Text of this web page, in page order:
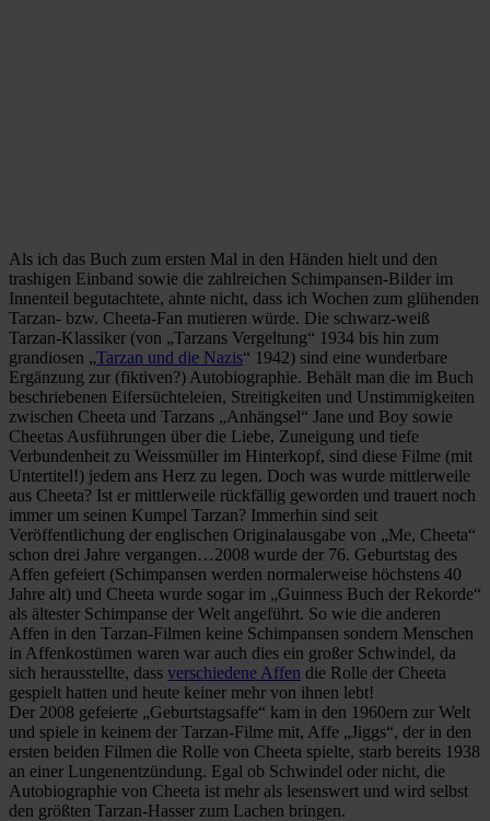
Als ich das Buch zum ersten Mal in den Händen hielt und den
trashigen Einband sowie die zahlreichen Schimpansen-Bilder im
Innenteil begutachtete, ahnte nicht, dass ich Wochen zum glühenden
Tarzan- bzw. Cheeta-Fan mutieren würde. Die schwarz-weiß
Tarzan-Klassiker (von „Tarzans Vergeltung“ 1934 bis hin zum
grandiosen „Tarzan und die Nazis“ 1942) sind eine wunderbare
Ergänzung zur (fiktiven?) Autobiographie. Behält man die im Buch
beschriebenen Eifersüchteleien, Streitigkeiten und Unstimmigkeiten
zwischen Cheeta und Tarzans „Anhängsel“ Jane und Boy sowie
Cheetas Ausführungen über die Liebe, Zuneigung und tiefe
Verbundenheit zu Weissmüller im Hinterkopf, sind diese Filme (mit
Untertitel!) jedem ans Herz zu legen. Doch was wurde mittlerweile
aus Cheeta? Ist er mittlerweile rückfällig geworden und trauert noch
immer um seinen Kumpel Tarzan? Immerhin sind seit
Veröffentlichung der englischen Originalausgabe von „Me, Cheeta“
schon drei Jahre vergangen…2008 wurde der 76. Geburtstag des
Affen gefeiert (Schimpansen werden normalerweise höchstens 40
Jahre alt) und Cheeta wurde sogar im „Guinness Buch der Rekorde“
als ältester Schimpanse der Welt angeführt. So wie die anderen
Affen in den Tarzan-Filmen keine Schimpansen sondern Menschen
in Affenkostümen waren war auch dies ein großer Schwindel, da
sich herausstellte, dass verschiedene Affen die Rolle der Cheeta
gespielt hatten und heute keiner mehr von ihnen lebt!
Der 2008 gefeierte „Geburtstagsaffe“ kam in den 1960ern zur Welt
und spiele in keinem der Tarzan-Filme mit, Affe „Jiggs“, der in den
ersten beiden Filmen die Rolle von Cheeta spielte, starb bereits 1938
an einer Lungenentzündung. Egal ob Schwindel oder nicht, die
Autobiographie von Cheeta ist mehr als lesenswert und wird selbst
den größten Tarzan-Hasser zum Lachen bringen.